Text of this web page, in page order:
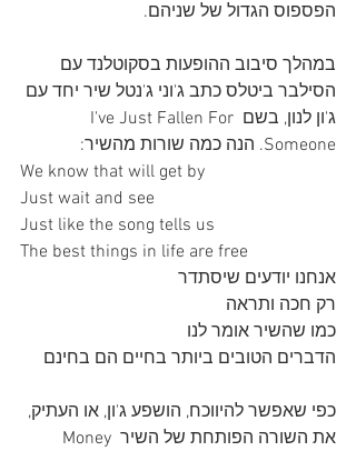
הפספוס הגדול של שניהם.
במהלך סיבוב ההופעות בסקוטלנד עם
הסילבר ביטלס כתב ג'וני ג'נטל שיר יחד עם
ג'ון לנון, בשם I've Just Fallen For
Someone. הנה כמה שורות מהשיר:
We know that will get by
Just wait and see
Just like the song tells us
The best things in life are free
אנחנו יודעים שיסתדר
רק חכה ותראה
כמו שהשיר אומר לנו
הדברים הטובים ביותר בחיים הם בחינם
כפי שאפשר להיווכח, הושפע ג'ון, או העתיק,
את השורה הפותחת של השיר Money